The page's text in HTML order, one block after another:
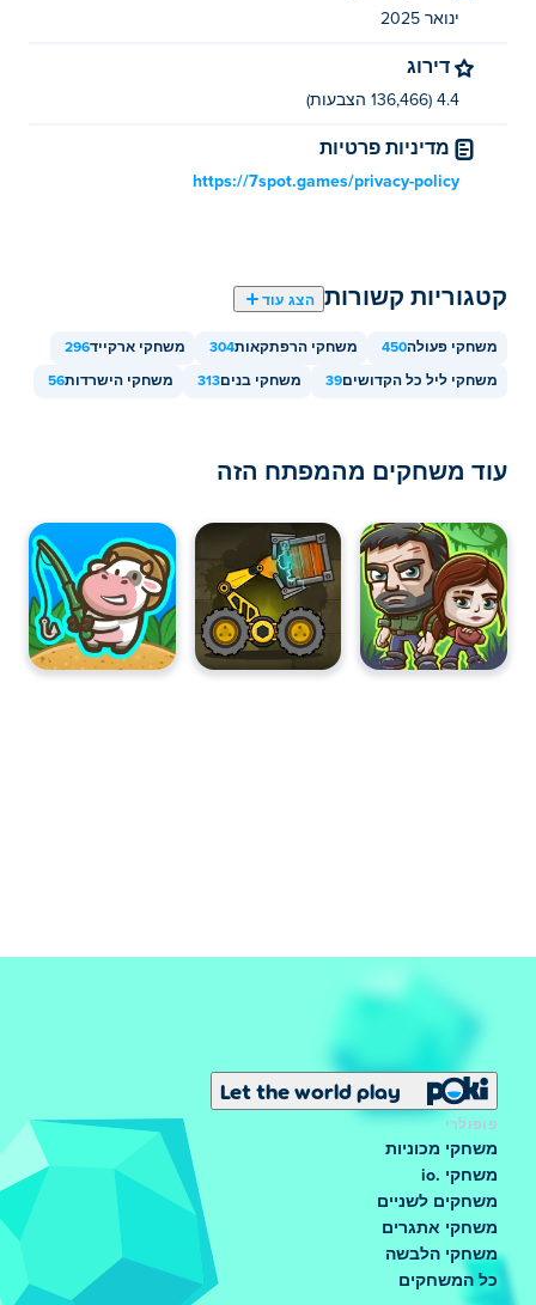
ינואר 2025
דירוג
4.4 (136,466 הצבעות)
מדיניות פרטיות
https://7spot.games/privacy-policy
קטגוריות קשורות הצג עוד
משחקי פעולה450 משחקי הרפתקאות304 משחקי ארקייד296
משחקי ליל כל הקדושים39 משחקי בנים313 משחקי הישרדות56
עוד משחקים מהמפתח הזה
Let the world play
פופולרי
משחקי מכוניות
משחקי .io
משחקים לשניים
משחקי אתגרים
משחקי הלבשה
כל המשחקים